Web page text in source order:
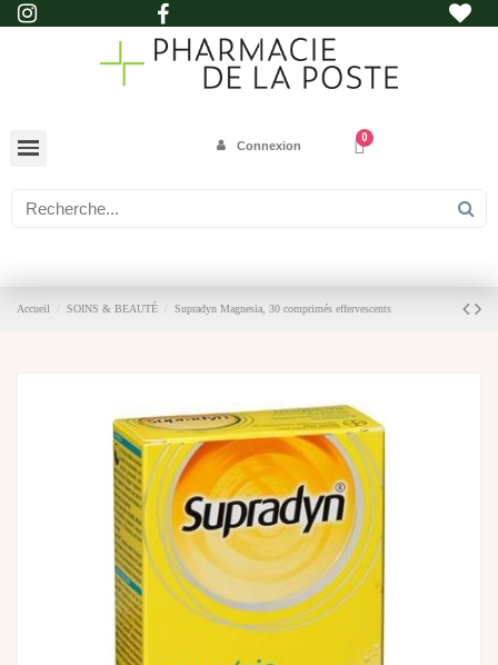
Connexion
Accueil SOINS & BEAUTÉ Supradyn Magnesia, 30 comprimés effervescents